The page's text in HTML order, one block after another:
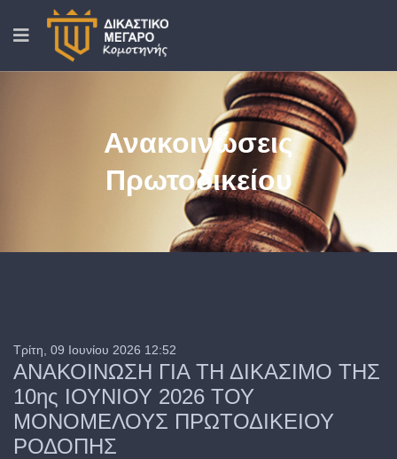
Ανακοινώσεις
Πρωτοδικείου
Τρίτη, 09 Ιουνίου 2026 12:52
ΑΝΑΚΟΙΝΩΣΗ ΓΙΑ ΤΗ ΔΙΚΑΣΙΜΟ ΤΗΣ
10ης ΙΟΥΝΙΟΥ 2026 ΤΟΥ
ΜΟΝΟΜΕΛΟΥΣ ΠΡΩΤΟΔΙΚΕΙΟΥ
ΡΟΔΟΠΗΣ